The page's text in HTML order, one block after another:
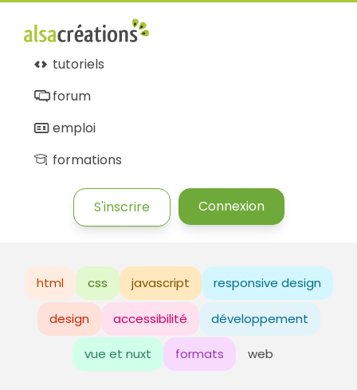
tutoriels
forum
emploi
formations
S'inscrire Connexion
html css javascript responsive design
design accessibilité développement
vue et nuxt formats web